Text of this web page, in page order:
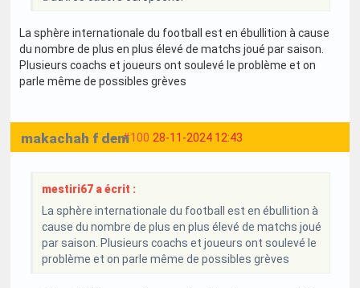
La sphère internationale du football est en ébullition à cause
du nombre de plus en plus élevé de matchs joué par saison.
Plusieurs coachs et joueurs ont soulevé le problème et on
parle même de possibles grèves
#100 28-11-2024 12:43
makachah f dem
mestiri67 a écrit :
La sphère internationale du football est en ébullition à
cause du nombre de plus en plus élevé de matchs joué
par saison. Plusieurs coachs et joueurs ont soulevé le
problème et on parle même de possibles grèves